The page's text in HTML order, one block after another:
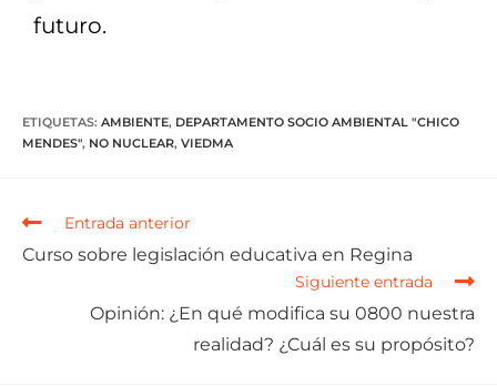
futuro.
ETIQUETAS: AMBIENTE, DEPARTAMENTO SOCIO AMBIENTAL "CHICO
MENDES", NO NUCLEAR, VIEDMA
Entrada anterior
Curso sobre legislación educativa en Regina
Siguiente entrada
Opinión: ¿En qué modifica su 0800 nuestra
realidad? ¿Cuál es su propósito?